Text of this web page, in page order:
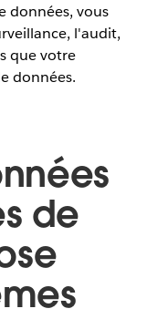
données, vous
l'audit,
que votre
données.
de